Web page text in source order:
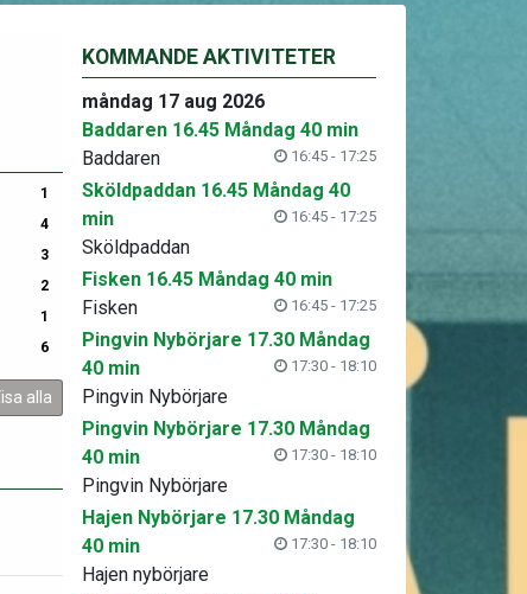
1
4
3
2
1
6
alla
KOMMANDE AKTIVITETER
måndag 17 aug 2026
Baddaren 16.45 Måndag 40 min
16:45 - 17:25
Baddaren
Sköldpaddan 16.45 Måndag 40
min
16:45 - 17:25
Sköldpaddan
Fisken 16.45 Måndag 40 min
16:45 - 17:25
Fisken
Pingvin Nybörjare 17.30 Måndag
40 min
17:30 - 18:10
Pingvin Nybörjare
Pingvin Nybörjare 17.30 Måndag
40 min
17:30 - 18:10
Pingvin Nybörjare
Hajen Nybörjare 17.30 Måndag
40 min
17:30 - 18:10
Hajen nybörjare